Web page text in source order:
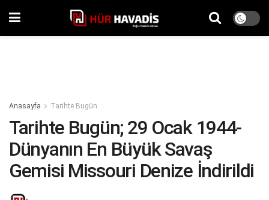
Anasayfa Tarihte Bugün
Tarihte Bugün; 29 Ocak 1944-
Dünyanın En Büyük Savaş
Gemisi Missouri Denize İndirildi